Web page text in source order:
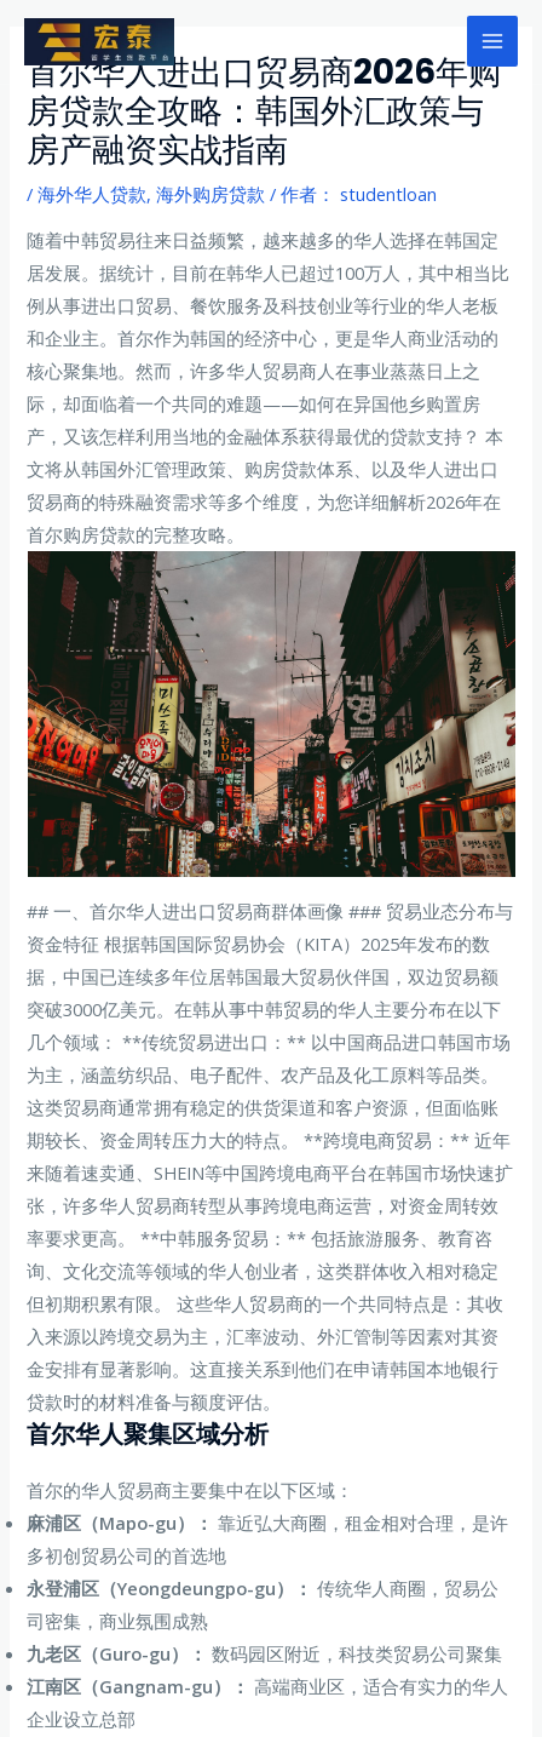
Main
首尔华人进出口贸易商2026年购
房贷款全攻略：韩国外汇政策与
房产融资实战指南
/海外华人贷款,海外购房贷款 / 作者： studentloan
随着中韩贸易往来日益频繁，越来越多的华人选择在韩国定
居发展。据统计，目前在韩华人已超过100万人，其中相当比
例从事进出口贸易、餐饮服务及科技创业等行业的华人老板
和企业主。首尔作为韩国的经济中心，更是华人商业活动的
核心聚集地。然而，许多华人贸易商人在事业蒸蒸日上之
际，却面临着一个共同的难题——如何在异国他乡购置房
产，又该怎样利用当地的金融体系获得最优的贷款支持？ 本
文将从韩国外汇管理政策、购房贷款体系、以及华人进出口
贸易商的特殊融资需求等多个维度，为您详细解析2026年在
首尔购房贷款的完整攻略。
## 一、首尔华人进出口贸易商群体画像 ### 贸易业态分布与
资金特征 根据韩国国际贸易协会（KITA）2025年发布的数
据，中国已连续多年位居韩国最大贸易伙伴国，双边贸易额
突破3000亿美元。在韩从事中韩贸易的华人主要分布在以下
几个领域： **传统贸易进出口：** 以中国商品进口韩国市场
为主，涵盖纺织品、电子配件、农产品及化工原料等品类。
这类贸易商通常拥有稳定的供货渠道和客户资源，但面临账
期较长、资金周转压力大的特点。 **跨境电商贸易：** 近年
来随着速卖通、SHEIN等中国跨境电商平台在韩国市场快速扩
张，许多华人贸易商转型从事跨境电商运营，对资金周转效
率要求更高。 **中韩服务贸易：** 包括旅游服务、教育咨
询、文化交流等领域的华人创业者，这类群体收入相对稳定
但初期积累有限。 这些华人贸易商的一个共同特点是：其收
入来源以跨境交易为主，汇率波动、外汇管制等因素对其资
金安排有显著影响。这直接关系到他们在申请韩国本地银行
贷款时的材料准备与额度评估。
首尔华人聚集区域分析
首尔的华人贸易商主要集中在以下区域：
麻浦区（Mapo-gu）： 靠近弘大商圈，租金相对合理，是许
多初创贸易公司的首选地
永登浦区（Yeongdeungpo-gu）： 传统华人商圈，贸易公
司密集，商业氛围成熟
九老区（Guro-gu）： 数码园区附近，科技类贸易公司聚集
江南区（Gangnam-gu）： 高端商业区，适合有实力的华人
企业设立总部